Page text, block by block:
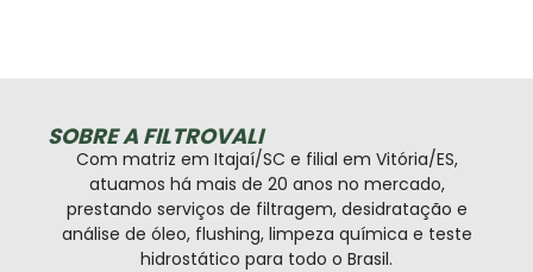
SOBRE A FILTROVALI
Com matriz em Itajaí/SC e filial em Vitória/ES,
atuamos há mais de 20 anos no mercado,
prestando serviços de filtragem, desidratação e
análise de óleo, flushing, limpeza química e teste
hidrostático para todo o Brasil.